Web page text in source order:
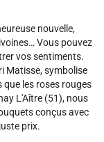
nouvelle,
Vous pouvez
vos sentiments.
Matisse, symbolise
les roses rouges
L'Aître (51), nous
conçus avec
prix.